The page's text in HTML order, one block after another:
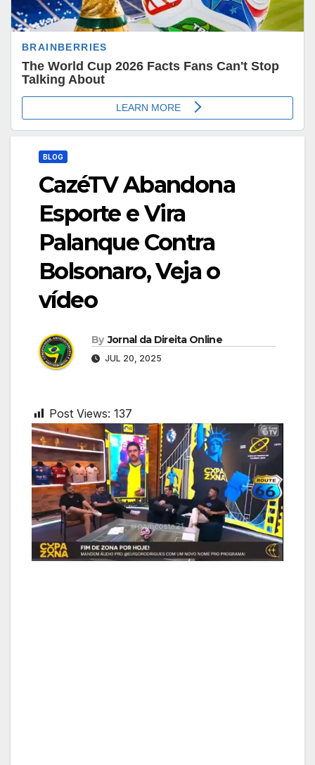
BLOG
CazéTV Abandona
Esporte e Vira
Palanque Contra
Bolsonaro, Veja o
vídeo
By Jornal da Direita Online
JUL 20, 2025
Post Views: 137